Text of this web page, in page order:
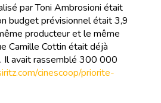
par Toni Ambrosioni était
budget prévisionnel était 3,9
producteur et le même
Camille Cottin était déjà
Il avait rassemblé 300 000
cinescoop/priorite-